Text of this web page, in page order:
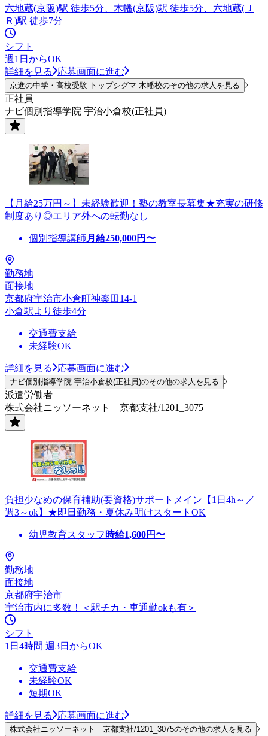
六地蔵(京阪)駅 徒歩5分、木幡(京阪)駅 徒歩5分、六地蔵(Ｊ
Ｒ)駅 徒歩7分
シフト
週1日からOK
詳細を見る
応募画面に進む
京進の中学・高校受験 トップシグマ 木幡校のその他の求人を見る
正社員
ナビ個別指導学院 宇治小倉校(正社員)
【月給25万円～】未経験歓迎！塾の教室長募集★充実の研修
制度あり◎エリア外への転勤なし
個別指導講師 月給250,000円〜
勤務地
面接地
京都府宇治市小倉町神楽田14-1
小倉駅より徒歩4分
交通費支給
未経験OK
詳細を見る 応募画面に進む
ナビ個別指導学院 宇治小倉校(正社員)のその他の求人を見る
派遣労働者
株式会社ニッソーネット 京都支社/1201_3075
負担少なめの保育補助(要資格)サポートメイン【1日4h～／
週3～ok】★即日勤務・夏休み明けスタートOK
幼児教育スタッフ 時給1,600円〜
勤務地
面接地
京都府宇治市
宇治市内に多数！＜駅チカ・車通勤okも有＞
シフト
1日4時間 週3日からOK
交通費支給
未経験OK
短期OK
詳細を見る 応募画面に進む
株式会社ニッソーネット 京都支社/1201_3075のその他の求人を見る